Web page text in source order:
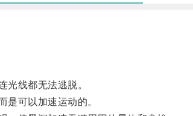
线都无法逃脱。
可以加速运动的。